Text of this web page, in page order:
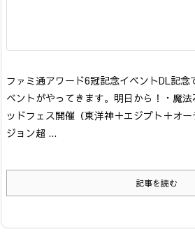
ファミ通アワード6冠記念イベントDL記念
ベントがやってきます。明日から！ ・魔
ッドフェス開催（東洋神＋エジプト＋オー
ジョン超 ...
記事を読む